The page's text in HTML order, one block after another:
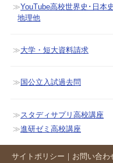
YouTube高校世界史･日本
地理他
大学・短大資料請求
国公立入試過去問
スタディサプリ高校講座
進研ゼミ高校講座
サイトポリシー ｜ お問い合わ